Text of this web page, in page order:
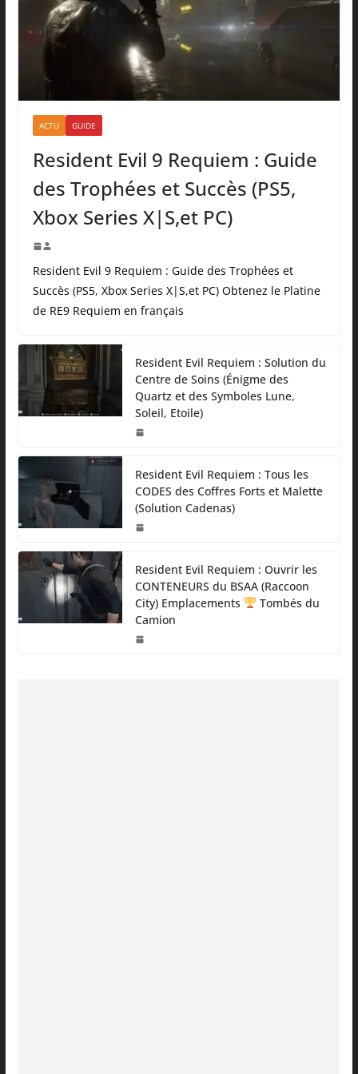
ACTU GUIDE
Resident Evil 9 Requiem : Guide
des Trophées et Succès (PS5,
Xbox Series X|S,et PC)
Resident Evil 9 Requiem : Guide des Trophées et
Succès (PS5, Xbox Series X|S,et PC) Obtenez le Platine
de RE9 Requiem en français
Resident Evil Requiem : Solution du
Centre de Soins (Énigme des
Quartz et des Symboles Lune,
Soleil, Etoile)
Resident Evil Requiem : Tous les
CODES des Coffres Forts et Malette
(Solution Cadenas)
Resident Evil Requiem : Ouvrir les
CONTENEURS du BSAA (Raccoon
City) Emplacements
Tombés du
Camion